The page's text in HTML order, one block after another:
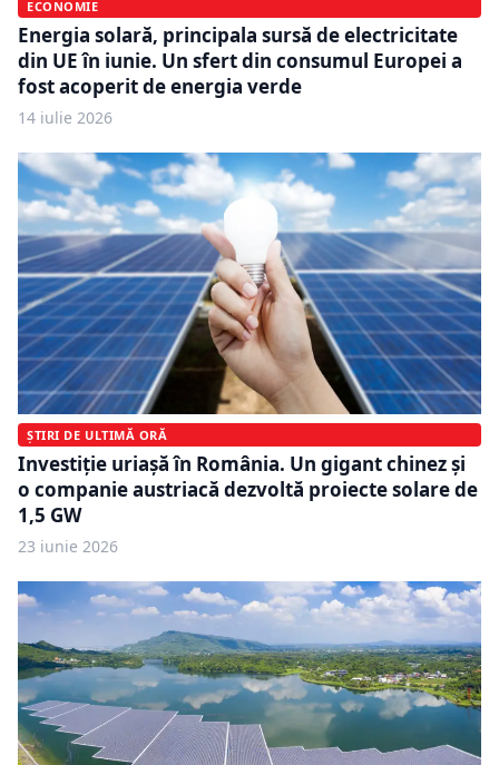
ECONOMIE
Energia solară, principala sursă de electricitate
din UE în iunie. Un sfert din consumul Europei a
fost acoperit de energia verde
14 iulie 2026
ȘTIRI DE ULTIMĂ ORĂ
Investiție uriașă în România. Un gigant chinez și
o companie austriacă dezvoltă proiecte solare de
1,5 GW
23 iunie 2026